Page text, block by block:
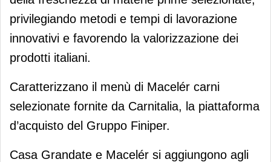
privilegiando metodi e tempi di lavorazione
innovativi e favorendo la valorizzazione dei
prodotti italiani.
Caratterizzano il menù di Macelér carni
selezionate fornite da Carnitalia, la piattaforma
d’acquisto del Gruppo Finiper.
Casa Grandate e Macelér si aggiungono agli